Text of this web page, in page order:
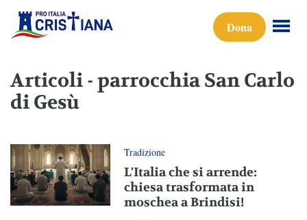
Dona
Articoli - parrocchia San Carlo
di Gesù
Tradizione
L'Italia che si arrende:
chiesa trasformata in
moschea a Brindisi!